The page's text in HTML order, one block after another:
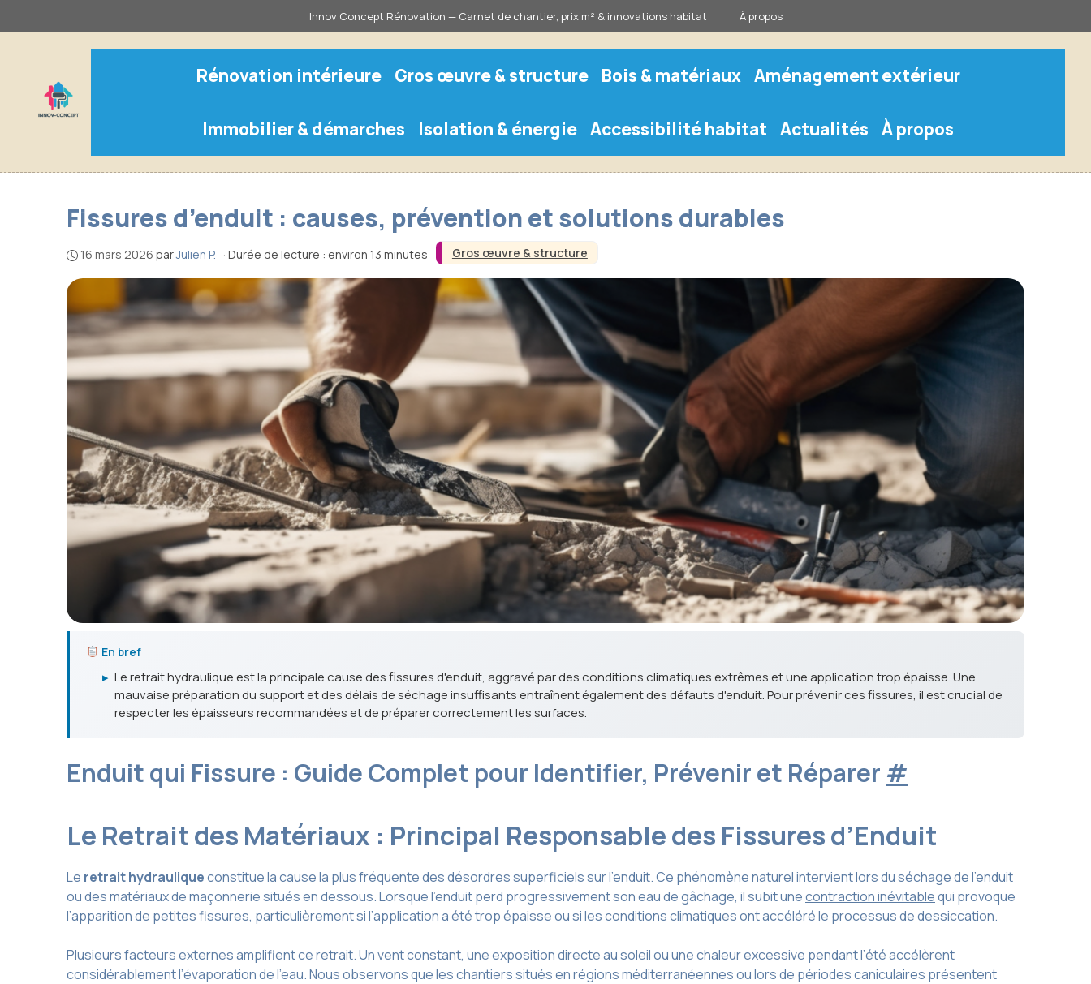
au
Innov Concept Rénovation — Carnet de chantier, prix m² & innovations habitat À propos
Rénovation intérieure Gros œuvre & structure Bois & matériaux Aménagement extérieur
Immobilier & démarches Isolation & énergie Accessibilité habitat Actualités À propos
Gros œuvre & structure
Fissures d’enduit : causes, prévention et solutions durables
16 mars 2026 parJulien P. · Durée de lecture : environ 13 minutes
En bref
▸ Le retrait hydraulique est la principale cause des fissures d'enduit, aggravé par des conditions climatiques extrêmes et une application trop épaisse. Une
mauvaise préparation du support et des délais de séchage insuffisants entraînent également des défauts d'enduit. Pour prévenir ces fissures, il est crucial de
respecter les épaisseurs recommandées et de préparer correctement les surfaces.
Enduit qui Fissure : Guide Complet pour Identifier, Prévenir et Réparer #
Le Retrait des Matériaux : Principal Responsable des Fissures d’Enduit
Le retrait hydrauliqueconstitue la cause la plus fréquente des désordres superficiels sur l’enduit. Ce phénomène naturel intervient lors du séchage de l’enduit
ou des matériaux de maçonnerie situés en dessous. Lorsque l’enduit perd progressivement son eau de gâchage, il subit unecontraction inévitablequi provoque
l’apparition de petites fissures, particulièrement si l’application a été trop épaisse ou si les conditions climatiques ont accéléré le processus de dessiccation.
Plusieurs facteurs externes amplifient ce retrait. Un vent constant, une exposition directe au soleil ou une chaleur excessive pendant l’été accélèrent
considérablement l’évaporation de l’eau. Nous observons que les chantiers situés en régions méditerranéennes ou lors de périodes caniculaires présentent